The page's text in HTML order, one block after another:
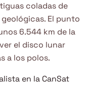
coladas de
El punto
6.544 km de la
el disco lunar
a los polos.
en la CanSat